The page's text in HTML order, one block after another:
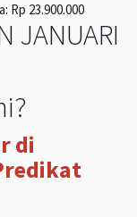
Rp 23.900.000
JANUARI
di